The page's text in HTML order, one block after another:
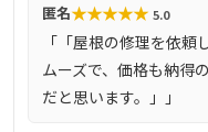
匿名★★★★★ 5.0
「「屋根の修理を依
ムーズで、価格も納得
だと思います。」」